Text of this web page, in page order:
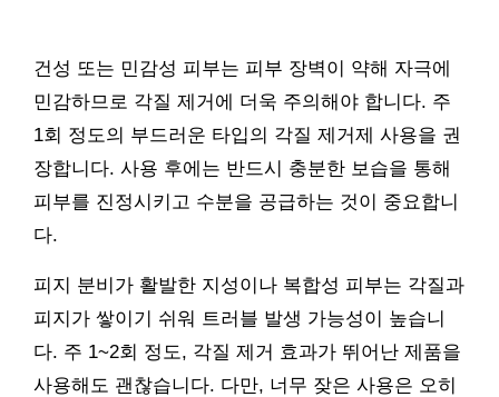
건성 또는 민감성 피부는 피부 장벽이 약해 자극에
민감하므로 각질 제거에 더욱 주의해야 합니다. 주
1회 정도의 부드러운 타입의 각질 제거제 사용을 권
장합니다. 사용 후에는 반드시 충분한 보습을 통해
피부를 진정시키고 수분을 공급하는 것이 중요합니
다.
피지 분비가 활발한 지성이나 복합성 피부는 각질과
피지가 쌓이기 쉬워 트러블 발생 가능성이 높습니
다. 주 1~2회 정도, 각질 제거 효과가 뛰어난 제품을
사용해도 괜찮습니다. 다만, 너무 잦은 사용은 오히